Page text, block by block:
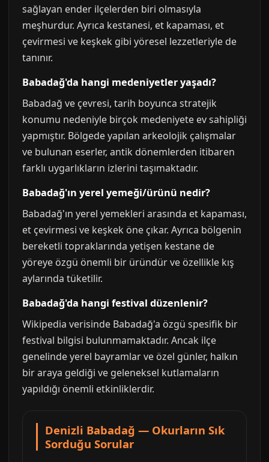
sağlayan ender ilçelerden biri olmasıyla
meşhurdur. Ayrıca kestanesi, et kapaması, et
çevirmesi ve keşkek gibi yöresel lezzetleriyle de
tanınır.
Babadağ'da hangi medeniyetler yaşadı?
Babadağ ve çevresi, tarih boyunca stratejik
konumu nedeniyle birçok medeniyete ev sahipliği
yapmıştır. Bölgede yapılan arkeolojik çalışmalar
ve bulunan eserler, antik dönemlerden itibaren
farklı uygarlıkların izlerini taşımaktadır.
Babadağ'ın yerel yemeği/ürünü nedir?
Babadağ'ın yerel yemekleri arasında et kapaması,
et çevirmesi ve keşkek öne çıkar. Ayrıca bölgenin
bereketli topraklarında yetişen kestane de
yöreye özgü önemli bir üründür ve özellikle kış
aylarında tüketilir.
Babadağ'da hangi festival düzenlenir?
Wikipedia verisinde Babadağ'a özgü spesifik bir
festival bilgisi bulunmamaktadır. Ancak ilçe
genelinde yerel bayramlar ve özel günler, halkın
bir araya geldiği ve geleneksel kutlamaların
yapıldığı önemli etkinliklerdir.
Denizli Babadağ — Okurların Sık
Sorduğu Sorular